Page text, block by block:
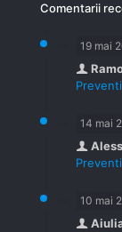
Comentarii
19 mai
14 mai
10 mai